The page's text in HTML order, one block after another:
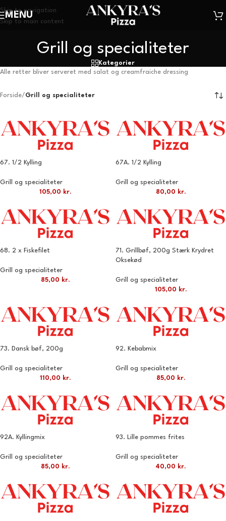
Skip to navigation
Skip to main content
MENU
Grill og specialiteter
Kategorier
Alle retter bliver serveret med salat og creamfraiche dressing
Forside/ Grill og specialiteter
67. 1/2 Kylling
Grill og specialiteter
105,00 kr.
67A. 1/2 Kylling
Grill og specialiteter
80,00 kr.
68. 2 x Fiskefilet
Grill og specialiteter
85,00 kr.
71. Grillbøf, 200g Stærk Krydret
Oksekød
Grill og specialiteter
105,00 kr.
73. Dansk bøf, 200g
Grill og specialiteter
110,00 kr.
92. Kebabmix
Grill og specialiteter
85,00 kr.
92A. Kyllingmix
Grill og specialiteter
85,00 kr.
93. Lille pommes frites
Grill og specialiteter
40,00 kr.